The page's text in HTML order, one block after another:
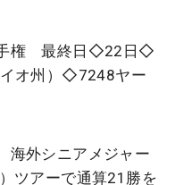
手権 最終日◇22日◇
イオ州）◇7248ヤー
海外シニアメジャー
ツアーで通算21勝を